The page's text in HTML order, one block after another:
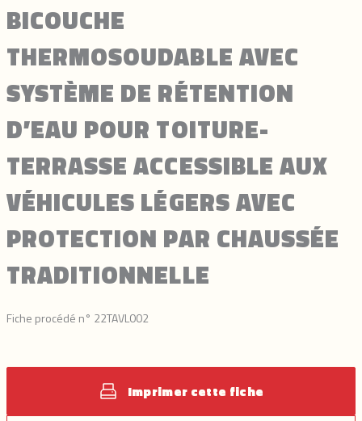
BICOUCHE
THERMOSOUDABLE AVEC
SYSTÈME DE RÉTENTION
D’EAU POUR TOITURE-
TERRASSE ACCESSIBLE AUX
VÉHICULES LÉGERS AVEC
PROTECTION PAR CHAUSSÉE
TRADITIONNELLE
Fiche procédé n° 22TAVL002
Imprimer cette fiche